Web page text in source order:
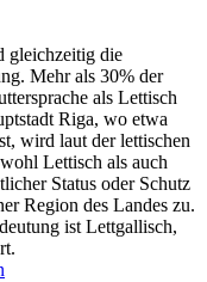
gleichzeitig die
Mehr als 30% der
als Lettisch
Riga, wo etwa
wird laut der lettischen
Lettisch als auch
Status oder Schutz
Region des Landes zu.
ist Lettgallisch,